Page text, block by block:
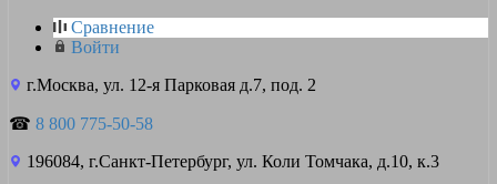
Сравнение
Войти
г.Москва, ул. 12-я Парковая д.7, под. 2
☎ 8 800 775-50-58
196084, г.Санкт-Петербург, ул. Коли Томчака, д.10, к.3